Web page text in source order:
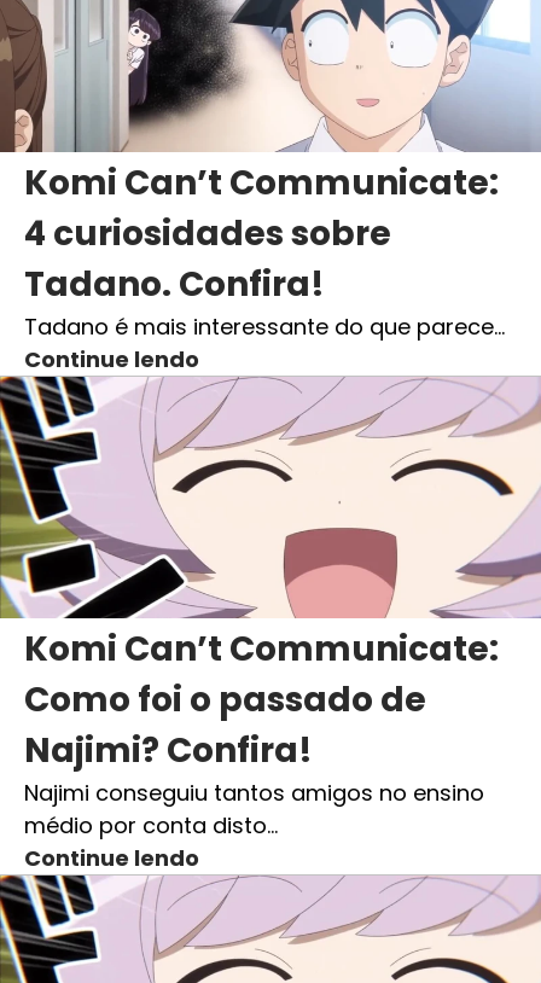
Komi Can’t Communicate:
4 curiosidades sobre
Tadano. Confira!
Tadano é mais interessante do que parece…
Continue lendo
Komi Can’t Communicate:
Como foi o passado de
Najimi? Confira!
Najimi conseguiu tantos amigos no ensino
médio por conta disto…
Continue lendo